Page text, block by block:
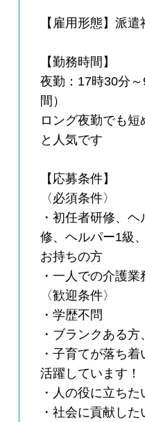
【雇用形態】派遣
【勤務時間】
夜勤：17時30分
間）
ロング夜勤でも
と人気です
【応募条件】
〈必須条件〉
・初任者研修、
修、ヘルパー1級
お持ちの方
・一人での介護
〈歓迎条件〉
・学歴不問
・ブランクある
・子育てが落ち
活躍しています！
・人の役に立ち
・社会に貢献し